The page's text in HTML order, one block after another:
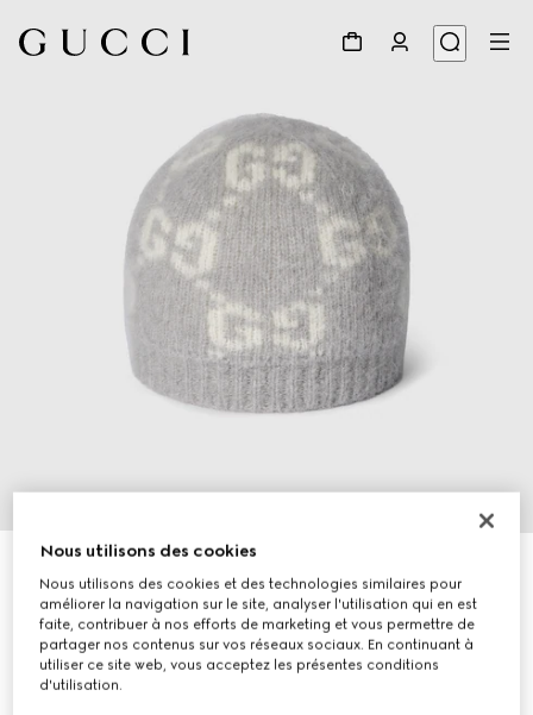
CHF 380
DéclinaisonsGris clair et blanc
Nous utilisons des cookies
Nous utilisons des cookies et des technologies similaires pour
améliorer la navigation sur le site, analyser l'utilisation qui en est
faite, contribuer à nos efforts de marketing et vous permettre de
partager nos contenus sur vos réseaux sociaux. En continuant à
utiliser ce site web, vous acceptez les présentes conditions
d'utilisation.